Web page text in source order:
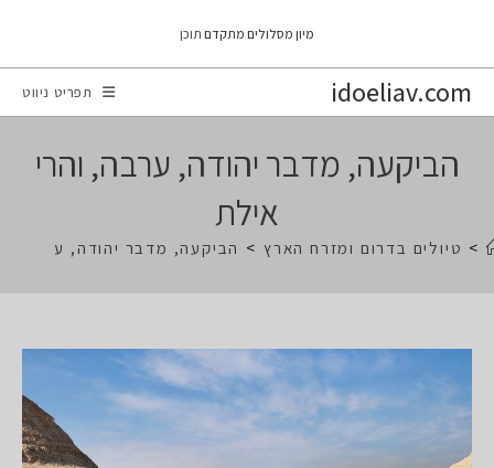
content
מיון מסלולים מתקדם תוכן
idoeliav.com תפריט ניווט
הביקעה, מדבר יהודה, ערבה, והרי
אילת
> טיולים בדרום ומזרח הארץ > הביקעה, מדבר יהודה, ערבה,